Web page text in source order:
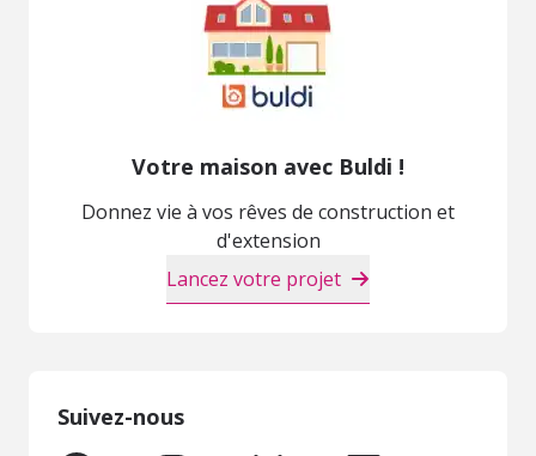
Votre maison avec Buldi !
Donnez vie à vos rêves de construction et
d'extension
Lancez votre projet
Suivez-nous